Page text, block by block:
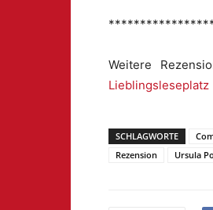
Weitere
Lieblingsleseplatz
SCHLAGWORTE
Rezension
Ursula